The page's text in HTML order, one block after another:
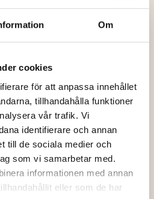
Om
cookies
för att anpassa innehållet
tillhandahålla funktioner
vår trafik. Vi
identifierare och annan
till de sociala medier och
som vi samarbetar med.
informationen med annan
eller som de har
i varukorg